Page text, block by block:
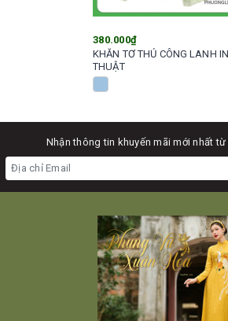
380.000₫
KHĂN TƠ THỦ CÔNG LANH
THUẬT
Nhận thông tin khuyến mãi mới nhất từ